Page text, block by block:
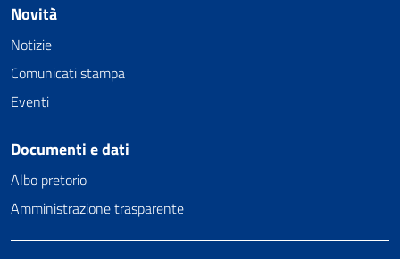
Novità
Notizie
Comunicati stampa
Eventi
Documenti e dati
Albo pretorio
Amministrazione trasparente